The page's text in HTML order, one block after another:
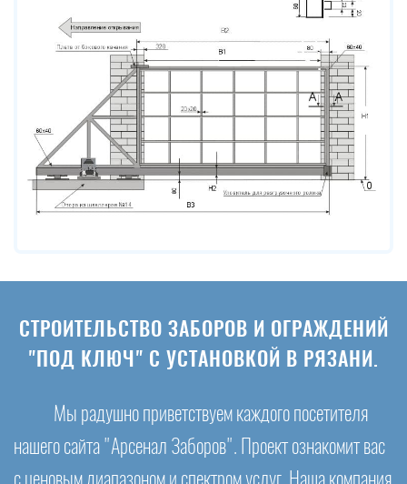
СТРОИТЕЛЬСТВО ЗАБОРОВ И ОГРАЖДЕНИЙ
"ПОД КЛЮЧ" С УСТАНОВКОЙ В РЯЗАНИ.
Мы радушно приветствуем каждого посетителя
нашего сайта "Арсенал Заборов". Проект ознакомит вас